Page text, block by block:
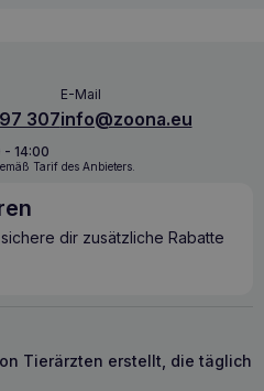
307
E-Mail
info@zoona.eu
- 14:00
Tarif des Anbieters.
dir zusätzliche Rabatte
Tierärzten erstellt, die täglich